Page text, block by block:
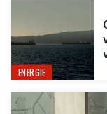
ENERGIE